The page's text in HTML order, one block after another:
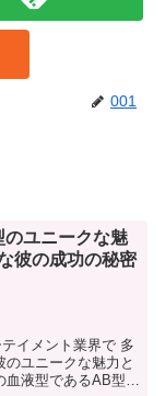
001
ユニークな魅
彼の成功の秘密
イメント業界で 多
ユニークな魅力と
血液型であるAB型が